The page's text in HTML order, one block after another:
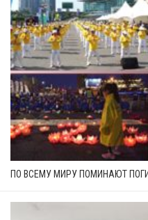
ПО ВСЕМУ МИРУ ПОМИНАЮТ